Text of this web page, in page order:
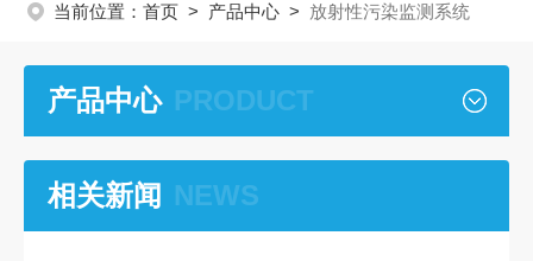
当前位置： 首页 > 产品中心 > 放射性污染监测系统
PRODUCT
产品中心
NEWS
相关新闻